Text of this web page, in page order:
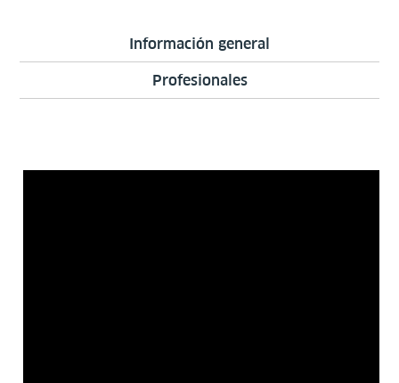
Información general
Profesionales